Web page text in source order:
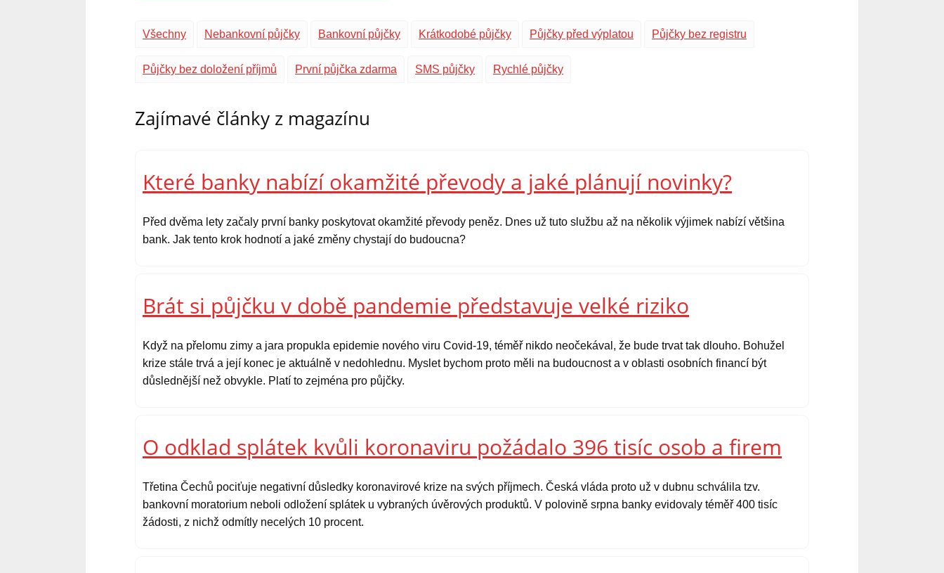
Všechny Nebankovní půjčky Bankovní půjčky Krátkodobé půjčky Půjčky před výplatou Půjčky bez registru
Půjčky bez doložení příjmů První půjčka zdarma SMS půjčky Rychlé půjčky
Zajímavé články z magazínu
Které banky nabízí okamžité převody a jaké plánují novinky?
Před dvěma lety začaly první banky poskytovat okamžité převody peněz. Dnes už tuto službu až na několik výjimek nabízí většina
bank. Jak tento krok hodnotí a jaké změny chystají do budoucna?
Brát si půjčku v době pandemie představuje velké riziko
Když na přelomu zimy a jara propukla epidemie nového viru Covid-19, téměř nikdo neočekával, že bude trvat tak dlouho. Bohužel
krize stále trvá a její konec je aktuálně v nedohlednu. Myslet bychom proto měli na budoucnost a v oblasti osobních financí být
důslednější než obvykle. Platí to zejména pro půjčky.
O odklad splátek kvůli koronaviru požádalo 396 tisíc osob a firem
Třetina Čechů pociťuje negativní důsledky koronavirové krize na svých příjmech. Česká vláda proto už v dubnu schválila tzv.
bankovní moratorium neboli odložení splátek u vybraných úvěrových produktů. V polovině srpna banky evidovaly téměř 400 tisíc
žádosti, z nichž odmítly necelých 10 procent.